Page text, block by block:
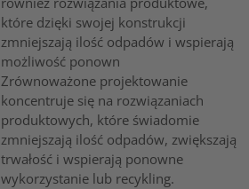
które dzięki swojej konstrukcji
zmniejszają ilość odpadów i wspierają
możliwość ponown
Zrównoważone projektowanie
koncentruje się na rozwiązaniach
produktowych, które świadomie
zmniejszają ilość odpadów, zwiększają
trwałość i wspierają ponowne
wykorzystanie lub recykling.